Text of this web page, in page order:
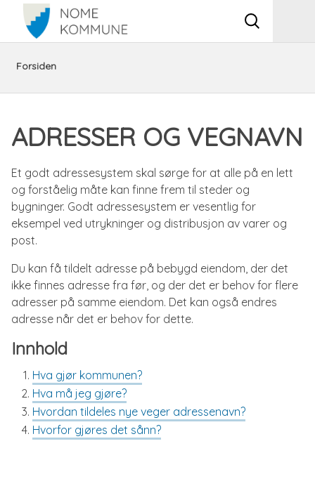
Vis
Du
her:
Forsiden
miljø
og
samfunnssikkerhet​
eiendom,
eiendomsgrenser
og
adresser
vegnavn
ADRESSER OG VEGNAVN
Et godt adressesystem skal sørge for at alle på en lett
og forståelig måte kan finne frem til steder og
bygninger. Godt adressesystem er vesentlig for
eksempel ved utrykninger og distribusjon av varer og
post.
Du kan få tildelt adresse på bebygd eiendom, der det
ikke finnes adresse fra før, og der det er behov for flere
adresser på samme eiendom. Det kan også endres
adresse når det er behov for dette.
Innhold
Hva gjør kommunen?
Hva må jeg gjøre?
Hvordan tildeles nye veger adressenavn?
Hvorfor gjøres det sånn?